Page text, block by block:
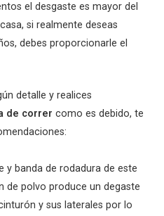
el desgaste es mayor del
si realmente deseas
debes proporcionarle el
detalle y realices
de correr como es debido, te
y banda de rodadura de este
de polvo produce un degaste
y sus laterales por lo